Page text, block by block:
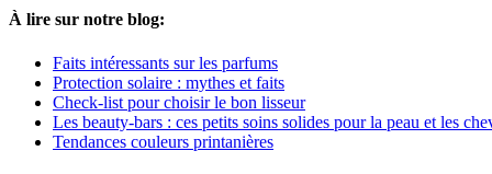
À lire sur notre blog:
Faits intéressants sur les parfums
Protection solaire : mythes et faits
Check-list pour choisir le bon lisseur
Les beauty-bars : ces petits soins solides pour la peau et les
Tendances couleurs printanières